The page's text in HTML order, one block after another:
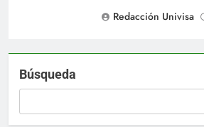
Redacción Univisa
Búsqueda